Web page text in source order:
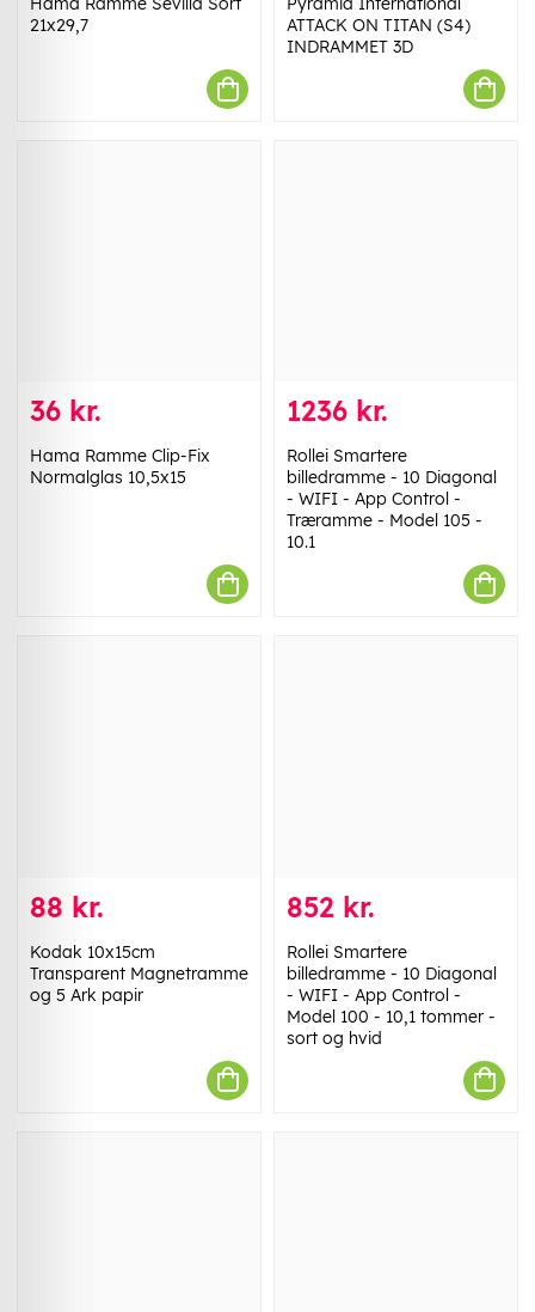
21x29,7
ATTACK ON TITAN (S4)
INDRAMMET 3D
36 kr.
Hama Ramme Clip-Fix
Normalglas 10,5x15
1236 kr.
Rollei Smartere
billedramme - 10 Diagonal
- WIFI - App Control -
Træramme - Model 105 -
10.1
88 kr.
Kodak 10x15cm
Transparent Magnetramme
og 5 Ark papir
852 kr.
Rollei Smartere
billedramme - 10 Diagonal
- WIFI - App Control -
Model 100 - 10,1 tommer -
sort og hvid